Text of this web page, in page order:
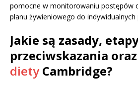
pomocne w monitorowaniu postępów
planu żywieniowego do
Jakie są zasady,
przeciwskazania oraz
dietyCambridge?